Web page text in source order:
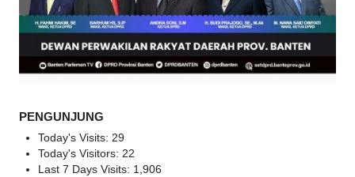
PENGUNJUNG
Today's Visits: 29
Today's Visitors: 22
Last 7 Days Visits: 1,906